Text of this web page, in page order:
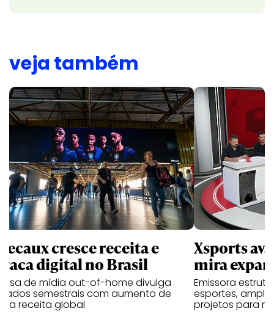
veja também
cresce receita e
digital no Brasil
de mídia out-of-home divulga
semestrais com aumento de
na receita global
Xsports
mira
Emissora
esportes,
projetos para